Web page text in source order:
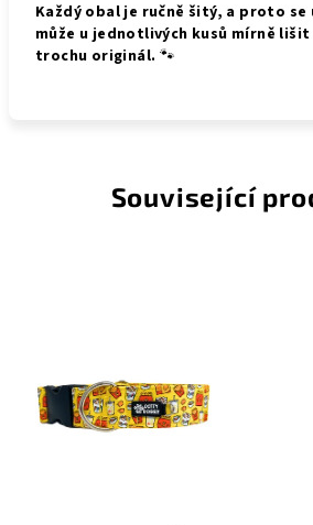
Každý obal je ručně šitý, a proto
může u jednotlivých kusů mírně
trochu originál. 🐾
Související